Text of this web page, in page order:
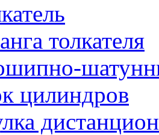
толкателя
цилиндров